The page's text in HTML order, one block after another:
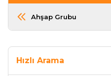
Ahşap Grubu
Hızlı Arama